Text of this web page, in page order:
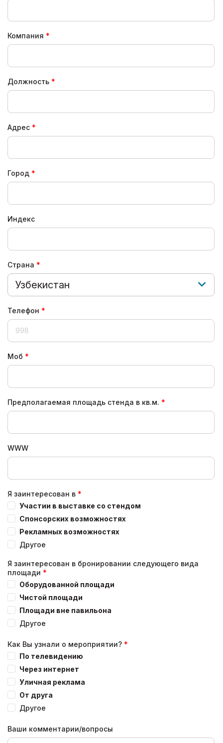
Компания
Должность
Адрес
Город
Индекс
Страна
Узбекистан
Телефон
Моб
Предполагаемая площадь стенда в кв.м.
WWW
Я заинтересован в
Участии в выставке со стендом
Спонсорских возможностях
Рекламных возможностях
Другое
Я заинтересован в бронировании следующего вида
площади
Оборудованной площади
Чистой площади
Площади вне павильона
Другое
Как Вы узнали о мероприятии?
По телевидению
Через интернет
Уличная реклама
От друга
Другое
Ваши комментарии/вопросы